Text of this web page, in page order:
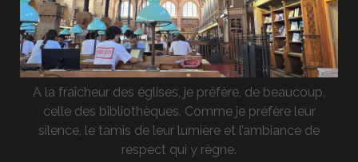
A la fraîcheur des églises, je préfère, de beaucoup,
celle des bibliothèques. Comme je préfère leur
silence, le tamis de leur lumière et l’ambiance de
respect qui y règne.